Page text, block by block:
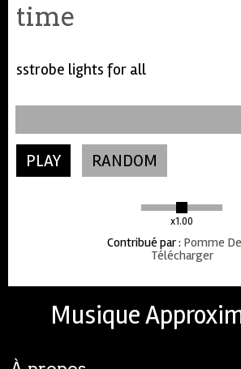
time
sstrobe lights for all
PLAY RANDOM
x1.00
Contribué par: Pomme
Télécharger
Musique